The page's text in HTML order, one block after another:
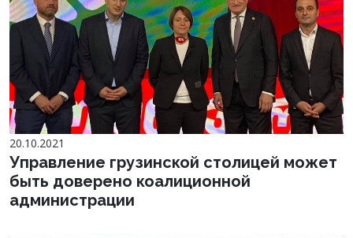
20.10.2021
Управление грузинской столицей может
быть доверено коалиционной
администрации